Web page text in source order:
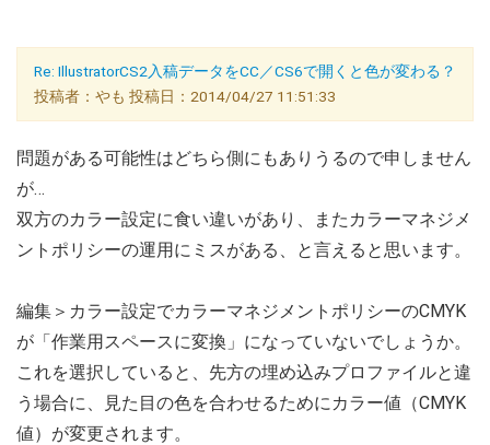
Re: IllustratorCS2入稿データをCC／CS6で開くと色が変わる？
投稿者：やも 投稿日：2014/04/27 11:51:33
問題がある可能性はどちら側にもありうるので申しません
が…
双方のカラー設定に食い違いがあり、またカラーマネジメ
ントポリシーの運用にミスがある、と言えると思います。
編集＞カラー設定でカラーマネジメントポリシーのCMYK
が「作業用スペースに変換」になっていないでしょうか。
これを選択していると、先方の埋め込みプロファイルと違
う場合に、見た目の色を合わせるためにカラー値（CMYK
値）が変更されます。